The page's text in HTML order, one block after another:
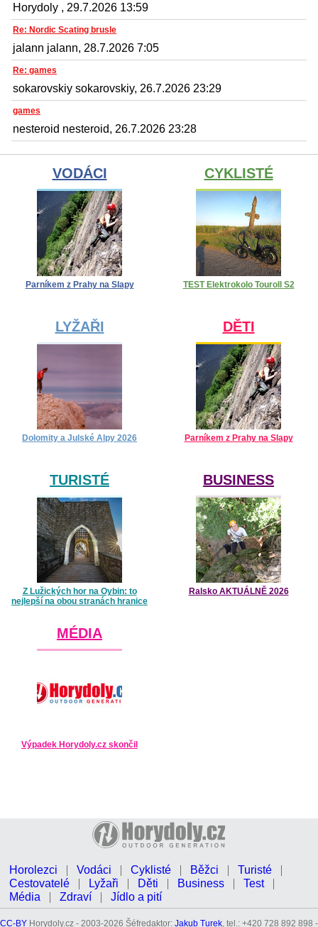
Horydoly , 29.7.2026 13:59
Re: Nordic Scating brusle
jalann jalann, 28.7.2026 7:05
Re: games
sokarovskiy sokarovskiy, 26.7.2026 23:29
games
nesteroid nesteroid, 26.7.2026 23:28
VODÁCI
Parníkem z Prahy na Slapy
CYKLISTÉ
TEST Elektrokolo Touroll S2
LYŽAŘI
Dolomity a Julské Alpy 2026
DĚTI
Parníkem z Prahy na Slapy
TURISTÉ
Z Lužických hor na Oybin: to
nejlepší na obou stranách hranice
BUSINESS
Ralsko AKTUÁLNĚ 2026
MÉDIA
Výpadek Horydoly.cz skončil
Horolezci Vodáci Cyklisté Běžci
Turisté
Cestovatelé
Lyžaři Děti Business
Test
Média
Zdraví Jídlo a pití
CC-BY Horydoly.cz - 2003-2026 Šéfredaktor: Jakub Turek , tel.: +420 728 892 898 -